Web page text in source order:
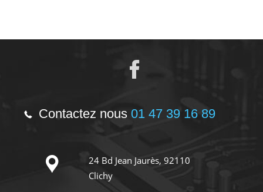
Contactez nous 01 47 39 16 89
24 Bd Jean Jaurès, 92110
Clichy